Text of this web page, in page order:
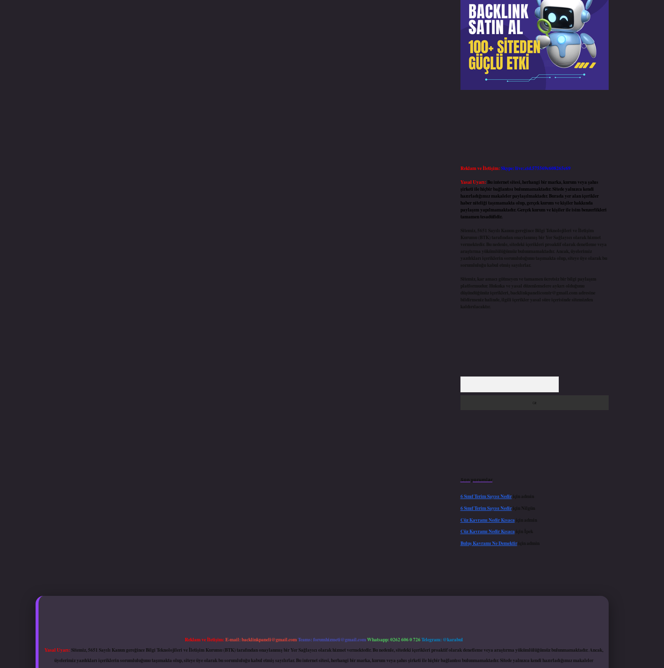
Reklam ve İletişim:Skype: live:.cid.575569c608265c69
Yasal Uyarı: Bu internet sitesi, herhangi bir marka, kurum veya şahıs
şirketi ile hiçbir bağlantısı bulunmamaktadır. Sitede yalnızca kendi
hazırladığımız makaleler paylaşılmaktadır. Burada yer alan içerikler
haber niteliği taşımamakta olup, gerçek kurum ve kişiler hakkında
paylaşım yapılmamaktadır. Gerçek kurum ve kişiler ile isim benzerlikleri
tamamen tesadüfidir.
Sitemiz, 5651 Sayılı Kanun gereğince Bilgi Teknolojileri ve İletişim
Kurumu (BTK) tarafından onaylanmış bir Yer Sağlayıcı olarak hizmet
vermektedir. Bu nedenle, sitedeki içerikleri proaktif olarak denetleme veya
araştırma yükümlülüğümüz bulunmamaktadır. Ancak, üyelerimiz
yazdıkları içeriklerin sorumluluğunu taşımakta olup, siteye üye olarak bu
sorumluluğu kabul etmiş sayılırlar.
Sitemiz, kar amacı gütmeyen ve tamamen ücretsiz bir bilgi paylaşım
platformudur. Hukuka ve yasal düzenlemelere aykırı olduğunu
düşündüğünüz içerikleri, backlinkpanelicomtr@gmail.com adresine
bildirmeniz halinde, ilgili içerikler yasal süre içerisinde sitemizden
kaldırılacaktır.
Son yorumlar
6 Sınıf Terim Sayısı Nediriçin admin
6 Sınıf Terim Sayısı Nediriçin Nilgün
Cüz Kavramı Nedir Kısaca için admin
Cüz Kavramı Nedir Kısacaiçin
İpek
Buluş Kavramı Ne Demektiriçin admin
Reklam ve İletişim:E-mail:backlinkpaneli@gmail.comTeams:forumhizmeti@gmail.comWhatsapp: 0262 606 0 726Telegram: @karabul
Yasal Uyarı:Sitemiz, 5651 Sayılı Kanun gereğince Bilgi Teknolojileri ve İletişim Kurumu (BTK) tarafından onaylanmış bir Yer Sağlayıcı olarak hizmet vermektedir. Bu nedenle, sitedeki içerikleri proaktif olarak denetleme veya araştırma yükümlülüğümüz bulunmamaktadır. Ancak,
üyelerimiz yazdıkları içeriklerin sorumluluğunu taşımakta olup, siteye üye olarak bu sorumluluğu kabul etmiş sayılırlar. Bu internet sitesi, herhangi bir marka, kurum veya şahıs şirketi ile hiçbir bağlantısı bulunmamaktadır. Sitede yalnızca kendi hazırladığımız makaleler